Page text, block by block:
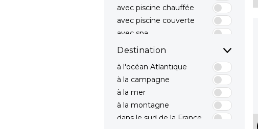
avec piscine chauffée
avec piscine couverte
avec spa
avec toboggans
Destination
à l'océan Atlantique
à la campagne
à la mer
à la montagne
dans le sud de la France